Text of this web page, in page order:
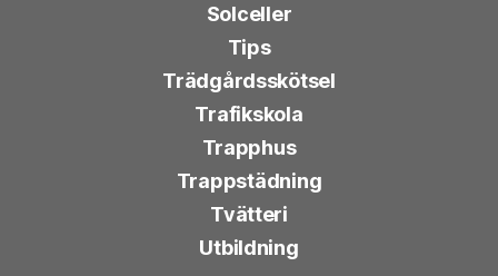
Solceller
Tips
Trädgårdsskötsel
Trafikskola
Trapphus
Trappstädning
Tvätteri
Utbildning